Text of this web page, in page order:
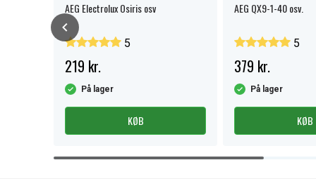
AEG Electrolux Osiris osv
5
219 kr.
På lager
KØB
AEG QX9-1-40 osv.
5
379 kr.
På lager
KØB
Item